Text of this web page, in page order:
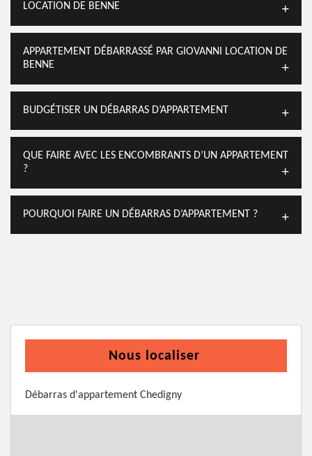
LOCATION DE BENNE
APPARTEMENT DÉBARRASSÉ PAR GIOVANNI LOCATION DE
BENNE
BUDGÉTISER UN DÉBARRAS D’APPARTEMENT
QUE FAIRE AVEC LES ENCOMBRANTS D’UN APPARTEMENT
?
POURQUOI FAIRE UN DÉBARRAS D’APPARTEMENT ?
Nous localiser
Débarras d'appartement Chedigny